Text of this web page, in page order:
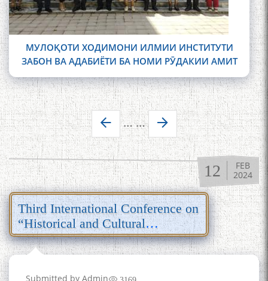
МУЛОҚОТИ ХОДИМОНИ ИЛМИИ ИНСТИТУТИ
ЗАБОН ВА АДАБИЁТИ БА НОМИ РӮДАКИИ АМИТ
Pages … …
12
FEB
2024
Third International Conference on
“Historical and Cultural
Geography of the “Shahnameh”
Ferdowsi”
Submitted by Admin